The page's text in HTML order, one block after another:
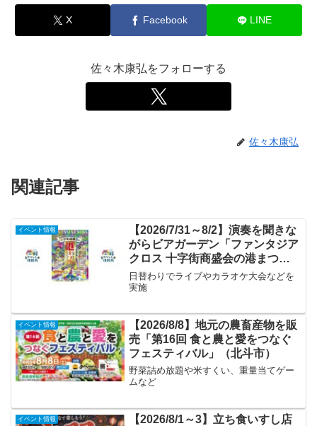
X Facebook LINE
佐々木康弘をフォローする
佐々木康弘
関連記事
イベント情報
【2026/7/31～8/2】演奏を聞きな
がらビアガーデン「ファンタジア
クロス 十字街商盛会の港まつ
り」
日替わりでライブやカラオケ大会などを
実施
イベント情報
【2026/8/8】地元の農畜産物を販
売「第16回 食と農と愛をつなぐ
フェスティバル」（北斗市）
野菜詰め放題や米すくい、重量当てゲー
ムなど
イベント情報
【2026/8/1～3】立ち食いすし店